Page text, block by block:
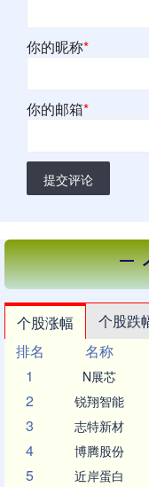
你的昵称*
你的邮箱*
提交评论
个股涨幅 个股跌
排名
名称
1
N展芯
2 锐翔智能
3 志特新材
4 博腾股份
5 近岸蛋白